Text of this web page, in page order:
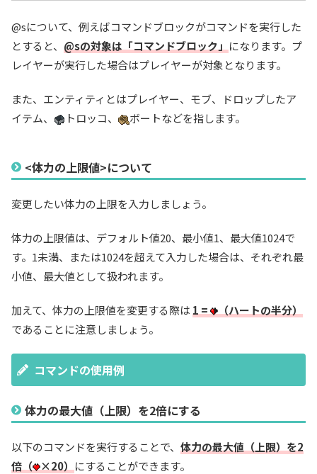
@sについて、例えばコマンドブロックがコマンドを実行した
とすると、 @sの対象は「コマンドブロック」 になります。プ
レイヤーが実行した場合はプレイヤーが対象となります。
また、エンティティとはプレイヤー、モブ、ドロップしたア
イテム、
トロッコ、 ボートなどを指します。
<体力の上限値>について
変更したい体力の上限を入力しましょう。
体力の上限値は、デフォルト値20、最小値1、最大値1024で
す。1未満、または1024を超えて入力した場合は、それぞれ最
小値、最大値として扱われます。
加えて、体力の上限値を変更する際は 1 =
（ハートの半分）
であることに注意しましょう。
コマンドの使用例
体力の最大値（上限）を2倍にする
以下のコマンドを実行することで、 体力の最大値（上限）を2
倍（
×20） にすることができます。